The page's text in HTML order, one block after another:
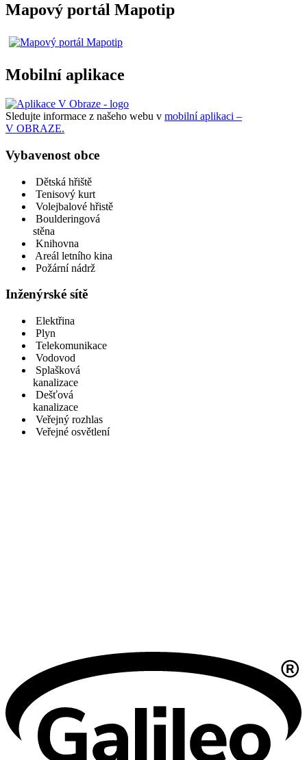
Mapový portál Mapotip
Mobilní aplikace
Sledujte informace z našeho webu v mobilní aplikaci –
V OBRAZE.
Vybavenost obce
Dětská hřiště
Tenisový kurt
Volejbalové hřistě
Boulderingová
stěna
Knihovna
Areál letního kina
Požární nádrž
Inženýrské sítě
Elektřina
Plyn
Telekomunikace
Vodovod
Splašková
kanalizace
Dešťová
kanalizace
Veřejný rozhlas
Veřejné osvětlení